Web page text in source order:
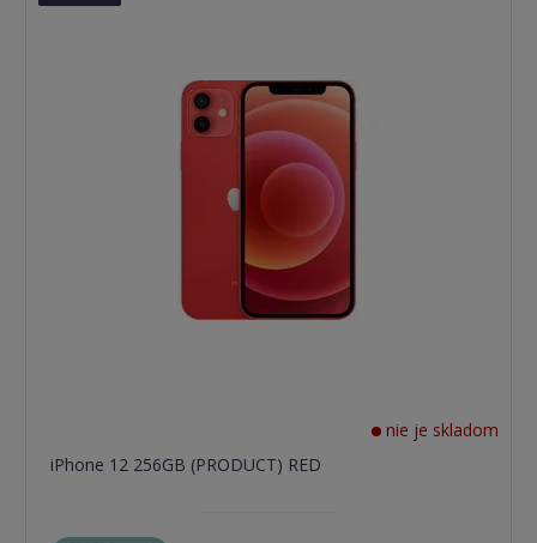
nie je skladom
iPhone 12 256GB (PRODUCT) RED